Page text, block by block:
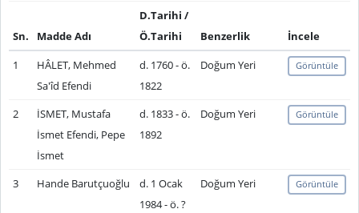
Sn. Madde Adı
D.Tarihi /
Ö.Tarihi
Benzerlik
İncele
1
HÂLET, Mehmed
Sa'îd Efendi
d. 1760 - ö.
1822
Doğum Yeri Görüntüle
2
İSMET, Mustafa
İsmet Efendi, Pepe
İsmet
d. 1833 - ö.
1892
Doğum Yeri Görüntüle
3 Hande Barutçuoğlu
d. 1 Ocak
1984 - ö. ?
Doğum Yeri Görüntüle